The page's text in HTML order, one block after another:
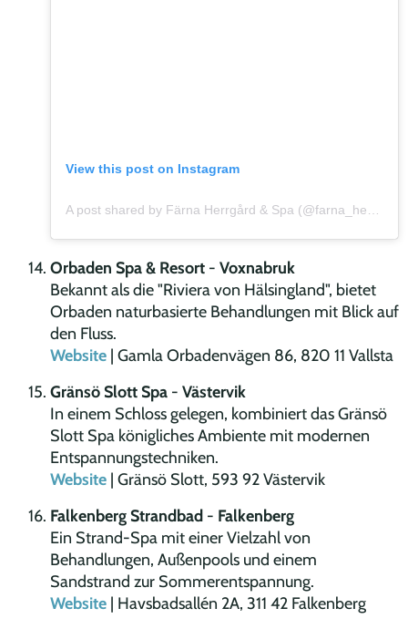
View this post on Instagram
A post shared by Färna Herrgård & Spa (@farna_herrgard)
Orbaden Spa & Resort - Voxnabruk
Bekannt als die "Riviera von Hälsingland", bietet
Orbaden naturbasierte Behandlungen mit Blick auf
den Fluss.
Website | Gamla Orbadenvägen 86, 820 11 Vallsta
Gränsö Slott Spa - Västervik
In einem Schloss gelegen, kombiniert das Gränsö
Slott Spa königliches Ambiente mit modernen
Entspannungstechniken.
Website | Gränsö Slott, 593 92 Västervik
Falkenberg Strandbad - Falkenberg
Ein Strand-Spa mit einer Vielzahl von
Behandlungen, Außenpools und einem
Sandstrand zur Sommerentspannung.
Website | Havsbadsallén 2A, 311 42 Falkenberg